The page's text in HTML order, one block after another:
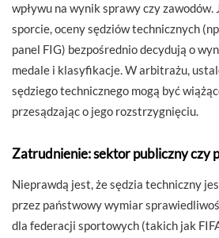
wpływu na wynik sprawy czy
sporcie, oceny sędziów technicznych
panel FIG) bezpośrednio decydują o
medale i klasyfikacje. W arbitrażu,
sędziego technicznego mogą być
przesądzając o jego rozstrzygnięciu.
Zatrudnienie: sektor publiczny czy
Nieprawdą jest, że sędzia techniczny
przez państwowy wymiar
dla federacji sportowych (takich jak